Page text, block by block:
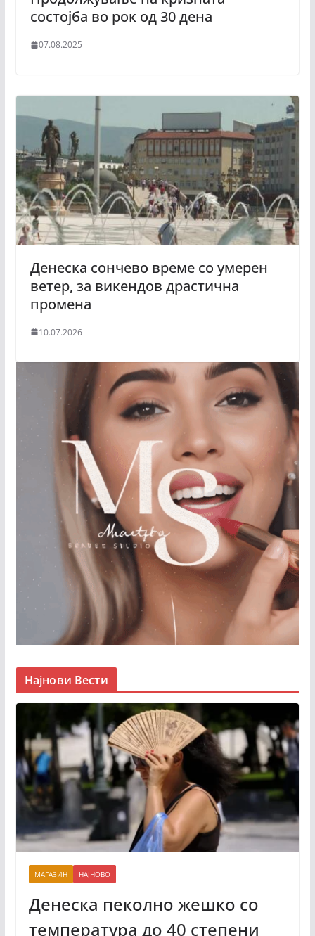
состојба во рок од 30 дена
07.08.2025
Денеска сончево време со умерен
ветер, за викендов драстична
промена
10.07.2026
Најнови Вести
МАГАЗИН НАЈНОВО
Денеска пеколно жешко со
температура до 40 степени